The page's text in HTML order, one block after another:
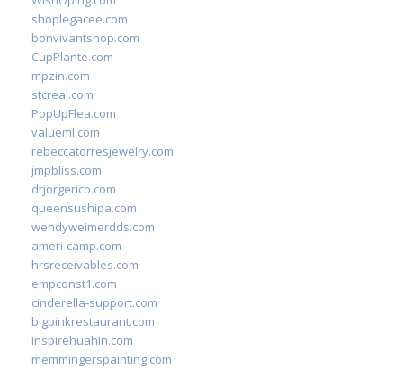
shoplegacee.com
bonvivantshop.com
CupPlante.com
mpzin.com
stcreal.com
PopUpFlea.com
valueml.com
rebeccatorresjewelry.com
jmpbliss.com
drjorgerico.com
queensushipa.com
wendyweimerdds.com
ameri-camp.com
hrsreceivables.com
empconst1.com
cinderella-support.com
bigpinkrestaurant.com
inspirehuahin.com
memmingerspainting.com